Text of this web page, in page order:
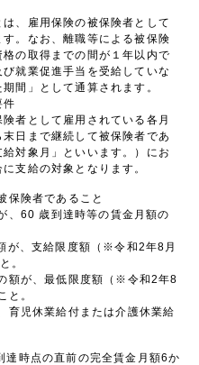
、雇用保険の被保険者として
。なお、離職等による被保険
の取得までの間が１年以内で
就業促進手当を受給していな
間」として通算されます。
件
者として雇用されている各月
末日まで継続して被保険者であ
対象月」といいます。）にお
支給の対象となります。
保険者であること
、60 歳到達時等の賃金月額の
が、支給限度額（※令和2年8月
。
額が、最低限度額（※令和2年8
と。
育児休業給付または介護休業給
時点の直前の完全賃金月額6か